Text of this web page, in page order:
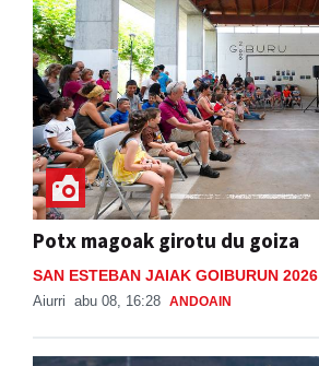
Potx magoak girotu du goiza
SAN ESTEBAN JAIAK GOIBURUN 2026
Aiurri abu 08, 16:28 ANDOAIN